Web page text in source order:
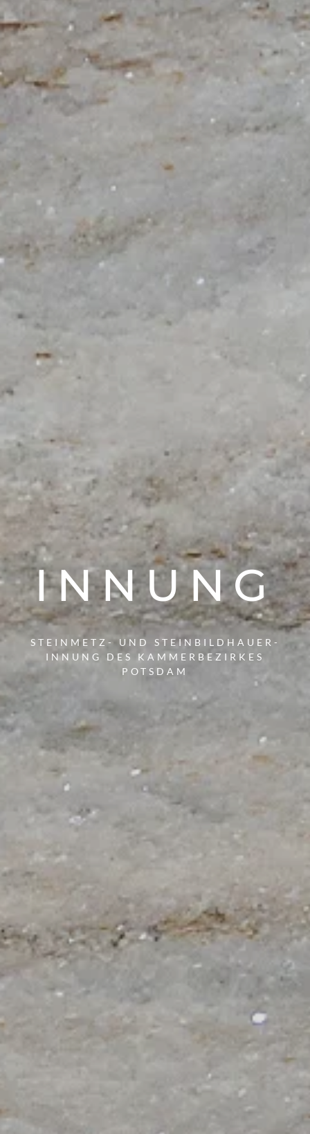
INNUNG
STEINMETZ-UND STEINBILDHAUER-
INNUNG DES KAMMERBEZIRKES
POTSDAM